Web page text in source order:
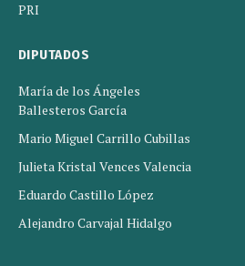
PRI
DIPUTADOS
María de los Ángeles
Ballesteros García
Mario Miguel Carrillo Cubillas
Julieta Kristal Vences Valencia
Eduardo Castillo López
Alejandro Carvajal Hidalgo